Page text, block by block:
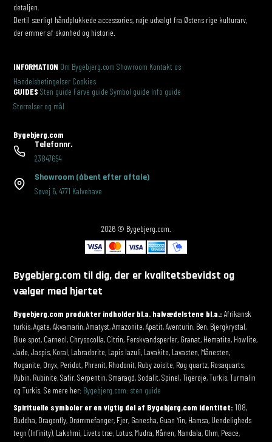
detaljen.
Dertil særligt håndplukkede accessories, nøje udvalgt fra Østens rige kulturarv,
der emmer af skønhed og historie.
INFORMATION Om Bygebjerg.com Showroom Kontakt os
Handelsbetingelser Cookies
GUIDES Sten guide Farve guide Symbol guide Info guide
Størrelser og mål
Bygebjerg.com
Telefonnr.
23847654
Showroom (åbent efter aftale)
Søvej 6,4771 Kalvehave
2026 © Bygebjerg.com.
Bygebjerg.com til dig, der er kvalitetsbevidst og
vælger med hjertet
Bygebjerg.com produkter indholder bl.a. halvædelstene bl.a.: Afrikansk
turkis, Agate, Akvamarin, Amatyst, Amazonite, Apatit, Aventurin, Ben, Bjergkrystal,
Blue spot, Carneol, Chrysocolla, Citrin, Ferskvandsperler, Granat, Hematite, Howlite,
Jade, Jaspis, Koral, Labradorite, Lapis lazuli, Lavakite, Lavasten, Månesten,
Moganite, Onyx, Peridot, Phrenit, Rhodonit, Ruby zoisite, Røg quartz, Rosaquarts,
Rubin, Rubinite, Safir, Serpentin, Smaragd, Sodalit, Spinel, Tigerøje, Turkis, Turmalin
og Turkis. Se mere her: Bygebjerg.com: sten guide
Spirituelle symboler er en vigtig del af Bygebjerg.com identitet: 108,
Buddha, Dragonfly, Drømmefanger, Fjer, Ganesha, Guan Yin, Hamsa, Uendeligheds
tegn (Infinity), Lakshmi, Livets træ, Lotus, Mudra, Månen, Mandala, Ohm, Peace,